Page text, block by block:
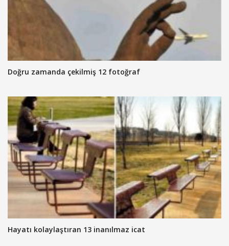
Doğru zamanda çekilmiş 12 fotoğraf
Hayatı kolaylaştıran 13 inanılmaz icat